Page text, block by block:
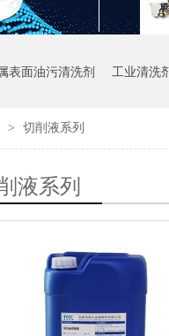
表面油污清洗剂 工业清洗
> 切削液系列
液系列